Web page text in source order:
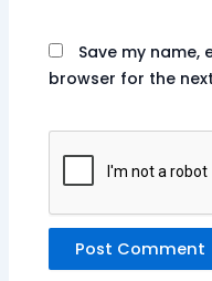
Save my name,
browser for the